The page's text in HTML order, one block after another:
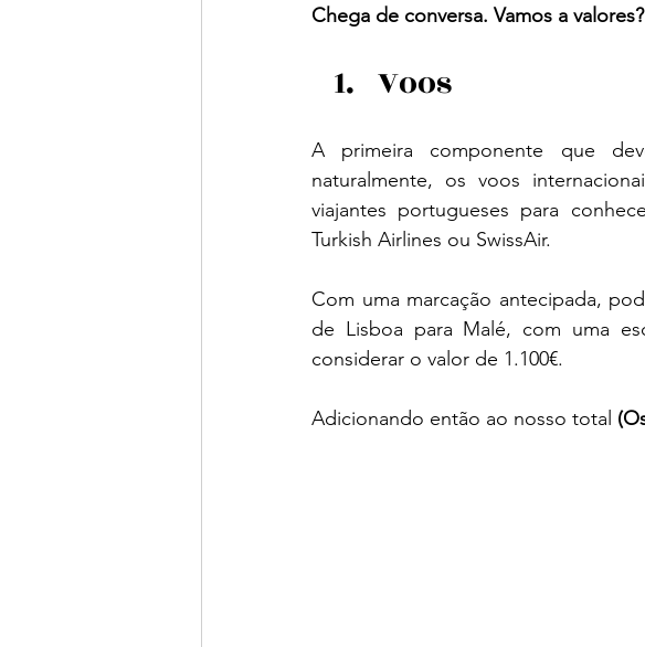
Chega de conversa. Vamos a valores?
Voos
A primeira componente que
naturalmente, os voos
viajantes portugueses para
Turkish Airlines ou SwissAir.
Com uma marcação antecipada,
de Lisboa para Malé, com uma
considerar o valor de 1.100€.
Adicionando então ao nosso total